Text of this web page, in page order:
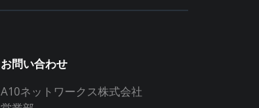
お問い合わせ
A10ネットワークス株式会社